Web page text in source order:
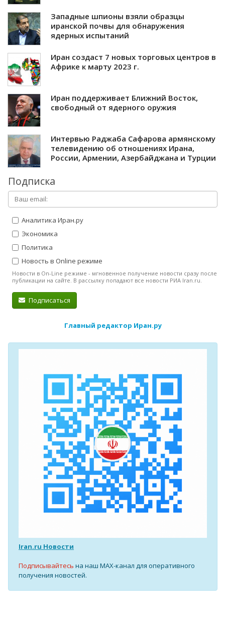
Западные шпионы взяли образцы
иранской почвы для обнаружения
ядерных испытаний
Иран создаст 7 новых торговых центров в
Африке к марту 2023 г.
Иран поддерживает Ближний Восток,
свободный от ядерного оружия
Интервью Раджаба Сафарова армянскому
телевидению об отношениях Ирана,
России, Армении, Азербайджана и Турции
Подписка
Аналитика Иран.ру
Экономика
Политика
Новость в Online режиме
Новости в On-Line режиме - мгновенное получение новости сразу после
публикации на сайте. В рассылку попадают все новости РИА Iran.ru.
Подписаться
Главный редактор Иран.ру
Iran.ru Новости
Подписывайтесь на наш MAX-канал для оперативного
получения новостей.